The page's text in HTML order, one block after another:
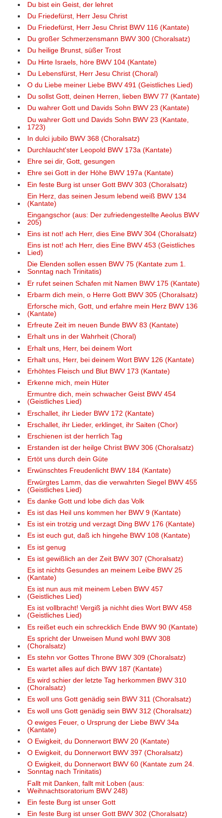
Du bist ein Geist, der lehret
Du Friedefürst, Herr Jesu Christ
Du Friedefürst, Herr Jesu Christ BWV 116 (Kantate)
Du großer Schmerzensmann BWV 300 (Choralsatz)
Du heilige Brunst, süßer Trost
Du Hirte Israels, höre BWV 104 (Kantate)
Du Lebensfürst, Herr Jesu Christ (Choral)
O du Liebe meiner Liebe BWV 491 (Geistliches Lied)
Du sollst Gott, deinen Herren, lieben BWV 77 (Kantate)
Du wahrer Gott und Davids Sohn BWV 23 (Kantate)
Du wahrer Gott und Davids Sohn BWV 23 (Kantate,
1723)
In dulci jubilo BWV 368 (Choralsatz)
Durchlaucht'ster Leopold BWV 173a (Kantate)
Ehre sei dir, Gott, gesungen
Ehre sei Gott in der Höhe BWV 197a (Kantate)
Ein feste Burg ist unser Gott BWV 303 (Choralsatz)
Ein Herz, das seinen Jesum lebend weiß BWV 134
(Kantate)
Eingangschor (aus: Der zufriedengestellte Aeolus BWV
205)
Eins ist not! ach Herr, dies Eine BWV 304 (Choralsatz)
Eins ist not! ach Herr, dies Eine BWV 453 (Geistliches
Lied)
Die Elenden sollen essen BWV 75 (Kantate zum 1.
Sonntag nach Trinitatis)
Er rufet seinen Schafen mit Namen BWV 175 (Kantate)
Erbarm dich mein, o Herre Gott BWV 305 (Choralsatz)
Erforsche mich, Gott, und erfahre mein Herz BWV 136
(Kantate)
Erfreute Zeit im neuen Bunde BWV 83 (Kantate)
Erhalt uns in der Wahrheit (Choral)
Erhalt uns, Herr, bei deinem Wort
Erhalt uns, Herr, bei deinem Wort BWV 126 (Kantate)
Erhöhtes Fleisch und Blut BWV 173 (Kantate)
Erkenne mich, mein Hüter
Ermuntre dich, mein schwacher Geist BWV 454
(Geistliches Lied)
Erschallet, ihr Lieder BWV 172 (Kantate)
Erschallet, ihr Lieder, erklinget, ihr Saiten (Chor)
Erschienen ist der herrlich Tag
Erstanden ist der heilge Christ BWV 306 (Choralsatz)
Ertöt uns durch dein Güte
Erwünschtes Freudenlicht BWV 184 (Kantate)
Erwürgtes Lamm, das die verwahrten Siegel BWV 455
(Geistliches Lied)
Es danke Gott und lobe dich das Volk
Es ist das Heil uns kommen her BWV 9 (Kantate)
Es ist ein trotzig und verzagt Ding BWV 176 (Kantate)
Es ist euch gut, daß ich hingehe BWV 108 (Kantate)
Es ist genug
Es ist gewißlich an der Zeit BWV 307 (Choralsatz)
Es ist nichts Gesundes an meinem Leibe BWV 25
(Kantate)
Es ist nun aus mit meinem Leben BWV 457
(Geistliches Lied)
Es ist vollbracht! Vergiß ja nichht dies Wort BWV 458
(Geistliches Lied)
Es reißet euch ein schrecklich Ende BWV 90 (Kantate)
Es spricht der Unweisen Mund wohl BWV 308
(Choralsatz)
Es stehn vor Gottes Throne BWV 309 (Choralsatz)
Es wartet alles auf dich BWV 187 (Kantate)
Es wird schier der letzte Tag herkommen BWV 310
(Choralsatz)
Es woll uns Gott genädig sein BWV 311 (Choralsatz)
Es woll uns Gott genädig sein BWV 312 (Choralsatz)
O ewiges Feuer, o Ursprung der Liebe BWV 34a
(Kantate)
O Ewigkeit, du Donnerwort BWV 20 (Kantate)
O Ewigkeit, du Donnerwort BWV 397 (Choralsatz)
O Ewigkeit, du Donnerwort BWV 60 (Kantate zum 24.
Sonntag nach Trinitatis)
Fallt mit Danken, fallt mit Loben (aus:
Weihnachtsoratorium BWV 248)
Ein feste Burg ist unser Gott
Ein feste Burg ist unser Gott BWV 302 (Choralsatz)